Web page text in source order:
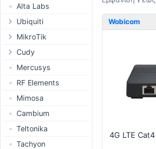
Wobicom
Alta Labs
Ubiquiti
UISP Wave
UISP Network
UISP Power
UISP LTU
airMAX
airMAX ac
UniFi Wireless
UniFi Cloud
MikroTik
Ethernet
Switches
LTE/5G products
IoT products
Cudy
Routers
LTE / 5G
AP / MESH
Switch
NIC
USB Chargers
Mercusys
RF Elements
Mimosa
Cambium
Teltonika
Tachyon